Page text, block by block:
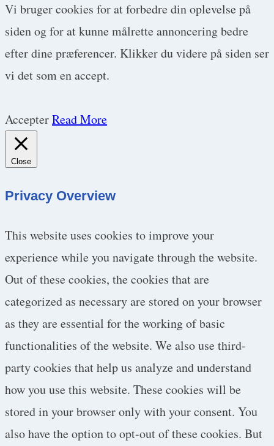
Vi bruger cookies for at forbedre din oplevelse på
siden og for at kunne målrette annoncering bedre
efter dine præferencer. Klikker du videre på siden ser
vi det som en accept.
AccepterRead More
Close
Privacy Overview
This website uses cookies to improve your
experience while you navigate through the website.
Out of these cookies, the cookies that are
categorized as necessary are stored on your browser
as they are essential for the working of basic
functionalities of the website. We also use third-
party cookies that help us analyze and understand
how you use this website. These cookies will be
stored in your browser only with your consent. You
also have the option to opt-out of these cookies. But